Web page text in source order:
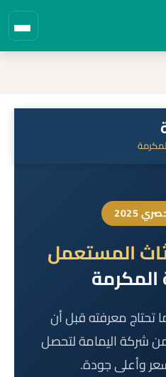
2025
المستعمل
معرفته قبل أن
شركة اليمامة لتحصل
وأعلى جودة.